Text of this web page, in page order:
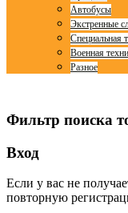
Автобусы
Экстренные
Специальная
Военная
Разное
Фильтр поиска
Вход
Если у вас не
повторную